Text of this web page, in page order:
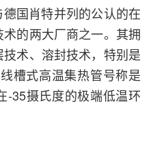
国肖特并列的公认的在
的两大厂商之一。其拥
术、溶封技术，特别是
槽式高温集热管号称是
-35摄氏度的极端低温环